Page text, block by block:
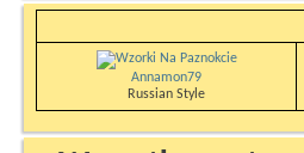
Annamon79
Russian Style